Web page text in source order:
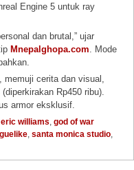
Engine 5 untuk ray
dan brutal,” ujar
Mnepalghopa.com. Mode
memuji cerita dan visual,
Rp450 ribu).
armor eksklusif.
eric williams god of war
santa monica studio